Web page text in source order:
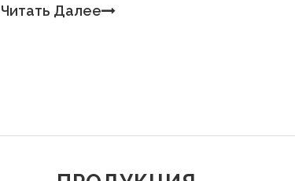
себя и даже поцарапать вас!Вам нужно будет стать
Читать Далее